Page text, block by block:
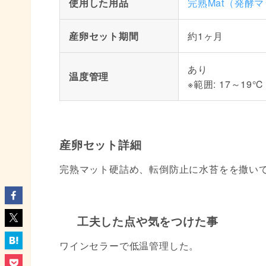
産卵セット期間 約1ヶ月
温度管理
あり
※範囲: 17～19℃
産卵セット詳細
完熟マット硬詰め、転倒防止に水苔をを撒い
工夫した点や気をつけた事
ワインセラーで低温管理した。